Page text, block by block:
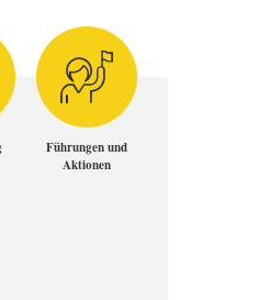
Führungen und
Aktionen